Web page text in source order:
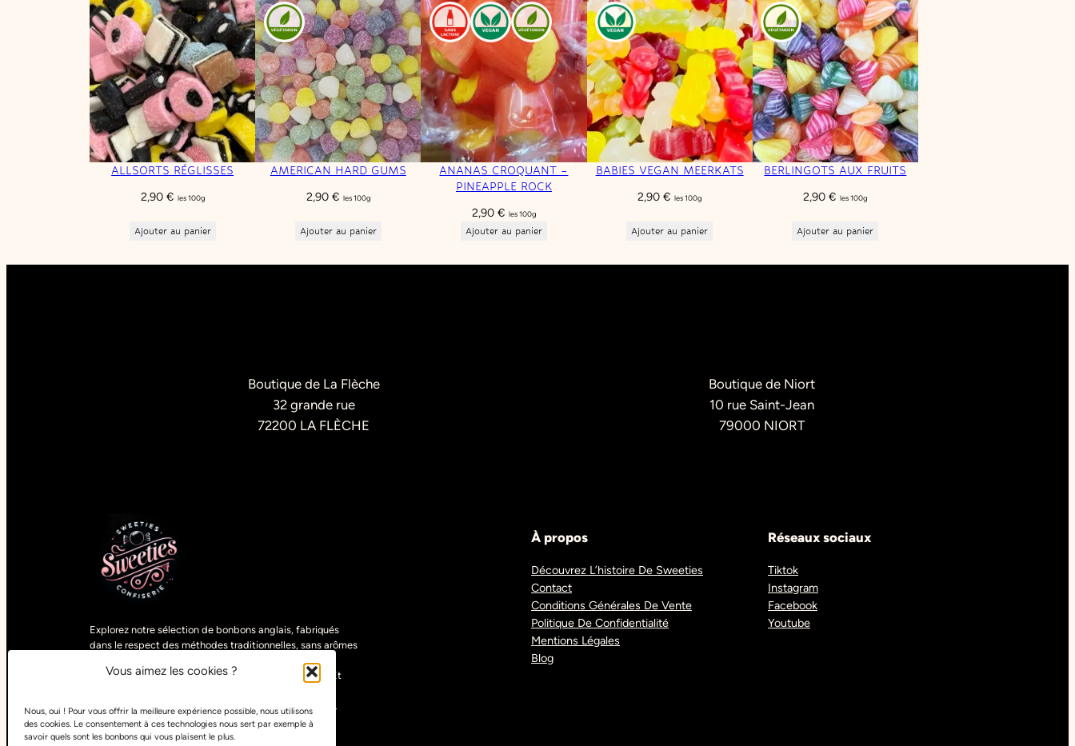
Vous aimez les cookies ?
Nous, oui ! Pour vous offrir la meilleure expérience possible, nous utilisons
des cookies. Le consentement à ces technologies nous sert par exemple à
savoir quels sont les bonbons qui vous plaisent le plus.
ALLSORTS RÉGLISSES
2,90 € les 100g
Ajouter au panier
AMERICAN HARD GUMS
2,90 € les 100g
Ajouter au panier
ANANAS CROQUANT –
PINEAPPLE ROCK
2,90 € les 100g
Ajouter au panier
BABIES VEGAN MEERKATS
2,90€ les 100g
Ajouter au panier
BERLINGOTS AUX FRUITS
2,90€ les 100g
Ajouter au panier
Boutique de La Flèche
32 grande rue
72200 LA FLÈCHE
Boutique de Niort
10 rue Saint-Jean
79000 NIORT
Explorez notre sélection de bonbons anglais, fabriqués
dans le respect des méthodes traditionnelles, sans arômes
artificiels. Découvrez des gourmandises uniques,
sélectionnées parmi les spécialités du monde entier. Et
végétariens, vegans, halals, sans sucre ou sans gluten.
À propos
Découvrez L’histoire De Sweeties
Contact
Conditions Générales De Vente
Politique De Confidentialité
Mentions Légales
Blog
Réseaux sociaux
Tiktok
Instagram
Facebook
Youtube